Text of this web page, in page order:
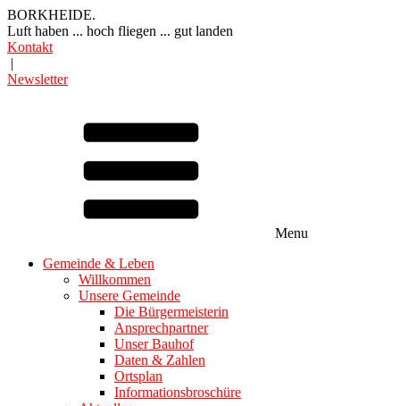
BORKHEIDE.
Luft haben ... hoch fliegen ... gut landen
Kontakt
|
Newsletter
Menu
Gemeinde & Leben
Willkommen
Unsere Gemeinde
Die Bürgermeisterin
Ansprechpartner
Unser Bauhof
Daten & Zahlen
Ortsplan
Informationsbroschüre